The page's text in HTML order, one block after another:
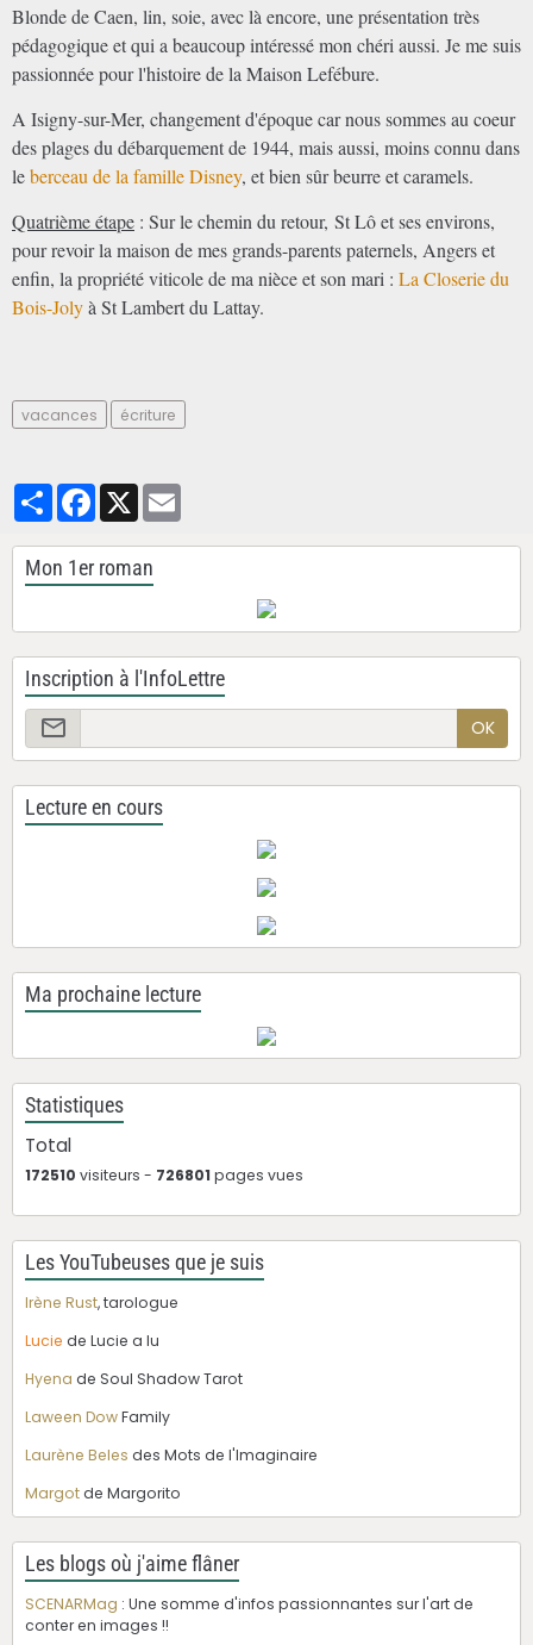
Blonde de Caen, lin, soie, avec là encore, une présentation très
pédagogique et qui a beaucoup intéressé mon chéri aussi. Je me suis
passionnée pour l'histoire de la Maison Lefébure.
A Isigny-sur-Mer, changement d'époque car nous sommes au coeur
des plages du débarquement de 1944, mais aussi, moins connu dans
leberceau de la famille Disney, et bien sûr beurre et caramels.
Quatrième étape : Sur le chemin du retour, St Lô et ses environs,
pour revoir la maison de mes grands-parents paternels, Angers et
enfin, la propriété viticole de ma nièce et son mari : La Closerie du
Bois-Jolyà St Lambert du Lattay.
vacances écriture
PartagerFacebook
X
Mon 1er roman
Inscription à l'InfoLettre
OK
Lecture en cours
Ma prochaine lecture
Statistiques
Total
172510 visiteurs - 726801pages vues
Les YouTubeuses que je suis
Irène Rust, tarologue
Lucie de Lucie a lu
Hyena de Soul Shadow Tarot
Laween DowFamily
Laurène Beles des Mots de l'Imaginaire
Margotde Margorito
Les blogs où j'aime flâner
SCENARMag : Une somme d'infos passionnantes sur l'art de
conter en images !!